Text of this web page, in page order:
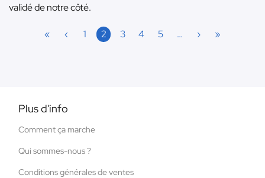
validé de notre côté.
« ‹ 1 2 3 4 5 … › »
Plus d'info
Comment ça marche
Qui sommes-nous ?
Conditions générales de ventes